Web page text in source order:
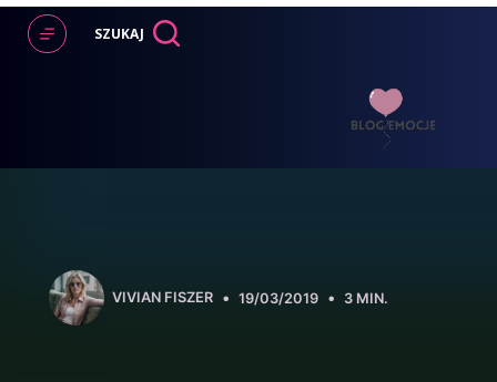
Przejdź
treści
SZUKAJ
VIVIAN FISZER 19/03/2019 3 MIN.